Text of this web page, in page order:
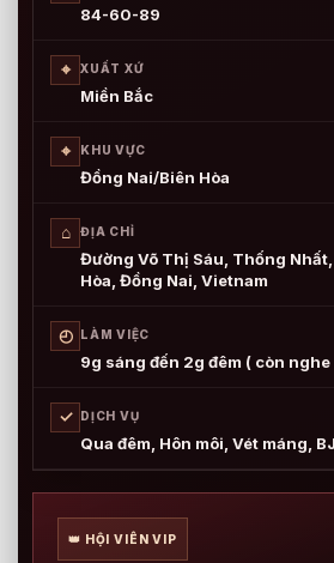
84-60-89
⌖ XUẤT XỨ
Miền Bắc
⌖ KHU VỰC
Đồng Nai/Biên Hòa
⌂ ĐỊA CHỈ
Đường Võ Thị Sáu, Thống
Hòa, Đồng Nai, Vietnam
◴ LÀM VIỆC
9g sáng đến 2g đêm ( còn nghe
✓ DỊCH VỤ
Qua đêm, Hôn môi, Vét máng,
👑 HỘI VIÊN VIP